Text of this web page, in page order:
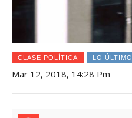
CLASE POLÍTICA LO ÚLTIMO
Mar 12, 2018, 14:28 Pm